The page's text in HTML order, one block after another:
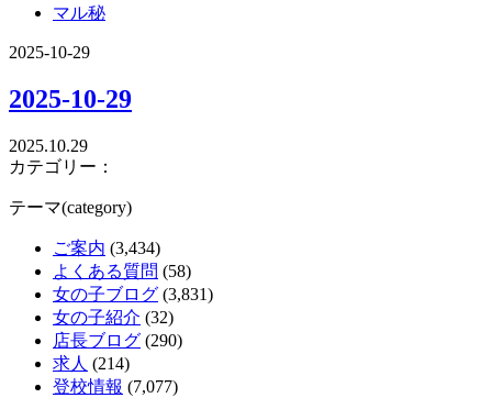
マル秘
2025-10-29
2025-10-29
2025.10.29
カテゴリー：
テーマ(category)
ご案内 (3,434)
よくある質問 (58)
女の子ブログ (3,831)
女の子紹介 (32)
店長ブログ (290)
求人 (214)
登校情報 (7,077)